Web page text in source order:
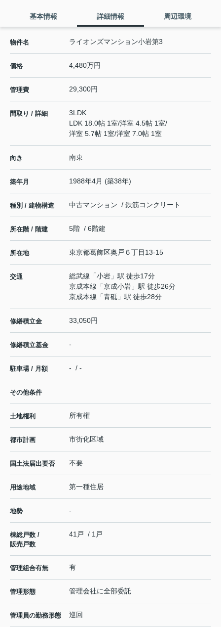
基本情報 詳細情報 周辺環境
物件名 ライオンズマンション小岩第3
価格 4,480万円
管理費 29,300円
間取り / 詳細
3LDK
LDK 18.0帖 1室/洋室 4.5帖 1室/
洋室 5.7帖 1室/洋室 7.0帖 1室
向き 南東
築年月 1988年4月 (築38年)
種別 / 建物構造 中古マンション / 鉄筋コンクリート
所在階 / 階建 5階 / 6階建
所在地 東京都葛飾区奥戸 ６丁目13-15
交通 総武線 「小岩 」駅 徒歩17分
京成本線 「京成小岩 」駅 徒歩26分
京成本線 「青砥 」駅 徒歩28分
修繕積立金 33,050円
修繕積立基金 -
駐車場 / 月額 - / -
その他条件
土地権利 所有権
都市計画 市街化区域
国土法届出要否 不要
用途地域 第一種住居
地勢 -
棟総戸数 /
販売戸数
41戸 / 1戸
管理組合有無 有
管理形態 管理会社に全部委託
管理員の勤務形態 巡回